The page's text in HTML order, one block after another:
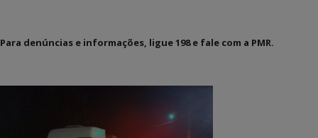
Para denúncias e informações, ligue 198 e fale com a PMR.